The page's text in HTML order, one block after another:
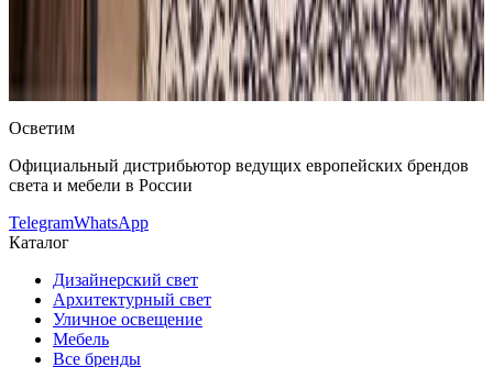
Напольный светильник Metalarte Frank floor—
купить в интернет-магазине OSVETIM с доставкой по России.
Каталог напольные светильники с фото, характеристиками и
актуальными ценами.Оригинальная продукция Metalarte.
Консультация и подбор: Telegram, Max.
Осветим
Официальный дистрибьютор ведущих европейских брендов
света и мебели в России
TelegramWhatsApp
Каталог
Дизайнерский свет
Архитектурный свет
Уличное освещение
Мебель
Все бренды